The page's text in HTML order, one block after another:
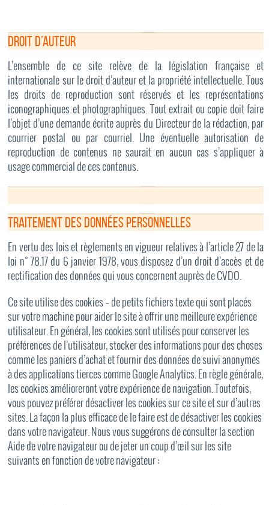
Droit d’auteur
L’ensemble de ce site relève de la législation française et
internationale sur le droit d’auteur et la propriété intellectuelle. Tous
les droits de reproduction sont réservés et les représentations
iconographiques et photographiques. Tout extrait ou copie doit faire
l’objet d’une demande écrite auprès du Directeur de la rédaction, par
courrier postal ou par courriel. Une éventuelle autorisation de
reproduction de contenus ne saurait en aucun cas s’appliquer à
usage commercial de ces contenus.
Traitement des données personnelles
En vertu des lois et règlements en vigueur relatives à l’article 27 de la
loi n° 78.17 du 6 janvier 1978, vous disposez d’un droit d’accès et de
rectification des données qui vous concernent auprès de CVDO.
Ce site utilise des cookies – de petits fichiers texte qui sont placés
sur votre machine pour aider le site à offrir une meilleure expérience
utilisateur. En général, les cookies sont utilisés pour conserver les
préférences de l’utilisateur, stocker des informations pour des choses
comme les paniers d’achat et fournir des données de suivi anonymes
à des applications tierces comme Google Analytics. En règle générale,
les cookies amélioreront votre expérience de navigation. Toutefois,
vous pouvez préférer désactiver les cookies sur ce site et sur d’autres
sites. La façon la plus efficace de le faire est de désactiver les cookies
dans votre navigateur. Nous vous suggérons de consulter la section
Aide de votre navigateur ou de jeter un coup d’œil sur les site
suivants en fonction de votre navigateur :